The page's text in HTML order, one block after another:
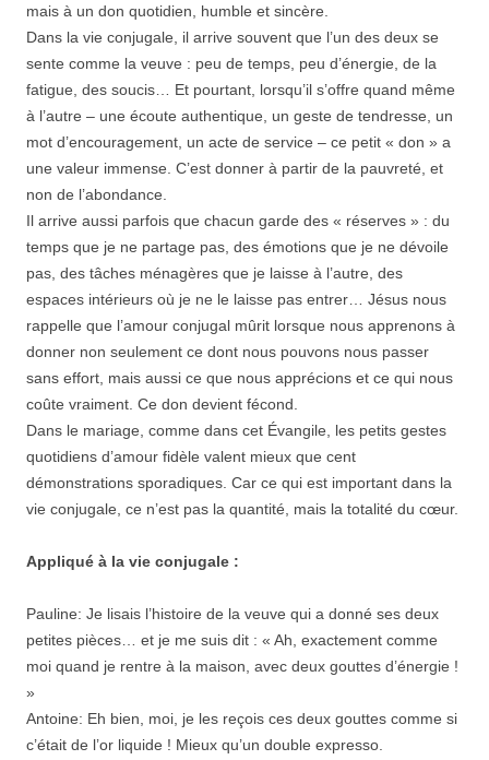
mais à un don quotidien, humble et sincère.
Dans la vie conjugale, il arrive souvent que l’un des deux se
sente comme la veuve : peu de temps, peu d’énergie, de la
fatigue, des soucis… Et pourtant, lorsqu’il s’offre quand même
à l’autre – une écoute authentique, un geste de tendresse, un
mot d’encouragement, un acte de service – ce petit « don » a
une valeur immense. C’est donner à partir de la pauvreté, et
non de l’abondance.
Il arrive aussi parfois que chacun garde des « réserves » : du
temps que je ne partage pas, des émotions que je ne dévoile
pas, des tâches ménagères que je laisse à l’autre, des
espaces intérieurs où je ne le laisse pas entrer… Jésus nous
rappelle que l’amour conjugal mûrit lorsque nous apprenons à
donner non seulement ce dont nous pouvons nous passer
sans effort, mais aussi ce que nous apprécions et ce qui nous
coûte vraiment. Ce don devient fécond.
Dans le mariage, comme dans cet Évangile, les petits gestes
quotidiens d’amour fidèle valent mieux que cent
démonstrations sporadiques. Car ce qui est important dans la
vie conjugale, ce n’est pas la quantité, mais la totalité du cœur.
Appliqué à la vie conjugale :
Pauline: Je lisais l’histoire de la veuve qui a donné ses deux
petites pièces… et je me suis dit : « Ah, exactement comme
moi quand je rentre à la maison, avec deux gouttes d’énergie !
»
Antoine: Eh bien, moi, je les reçois ces deux gouttes comme si
c’était de l’or liquide ! Mieux qu’un double expresso.